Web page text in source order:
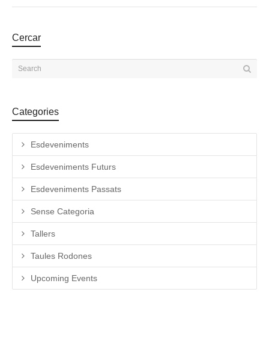
Cercar
Categories
Esdeveniments
Esdeveniments Futurs
Esdeveniments Passats
Sense Categoria
Tallers
Taules Rodones
Upcoming Events